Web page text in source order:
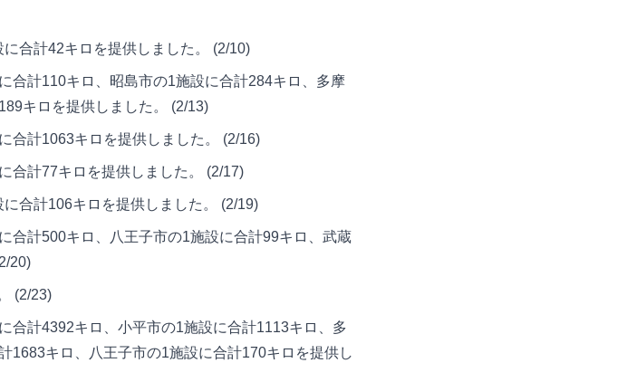
合計42キロを提供しました。 (2/10)
計110キロ、昭島市の1施設に合計284キロ、多摩
キロを提供しました。 (2/13)
合計1063キロを提供しました。 (2/16)
合計77キロを提供しました。 (2/17)
合計106キロを提供しました。 (2/19)
計500キロ、八王子市の1施設に合計99キロ、武蔵
20)
(2/23)
計4392キロ、小平市の1施設に合計1113キロ、多
1683キロ、八王子市の1施設に合計170キロを提供し